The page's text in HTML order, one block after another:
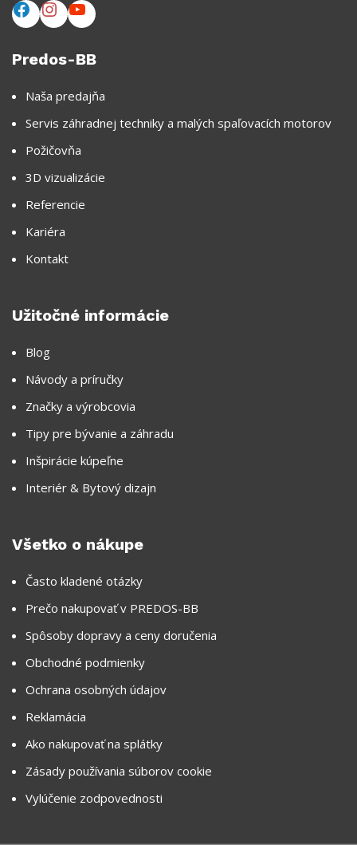
Predos-BB
Naša predajňa
Servis záhradnej techniky a malých spaľovacích motorov
Požičovňa
3D vizualizácie
Referencie
Kariéra
Kontakt
Užitočné informácie
Blog
Návody a príručky
Značky a výrobcovia
Tipy pre bývanie a záhradu
Inšpirácie kúpeľne
Interiér & Bytový dizajn
Všetko o nákupe
Často kladené otázky
Prečo nakupovať v PREDOS-BB
Spôsoby dopravy a ceny doručenia
Obchodné podmienky
Ochrana osobných údajov
Reklamácia
Ako nakupovať na splátky
Zásady používania súborov cookie
Vylúčenie zodpovednosti